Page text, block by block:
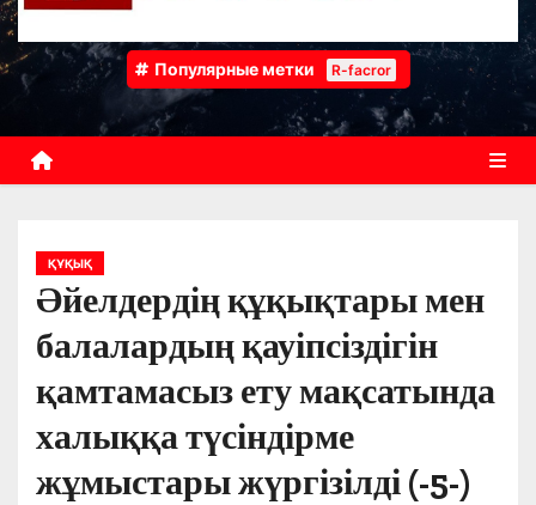
Популярные метки R-facror
ҚҰҚЫҚ
Әйелдердің құқықтары мен
балалардың қауіпсіздігін
қамтамасыз ету мақсатында
халыққа түсіндірме
жұмыстары жүргізілді (-5-)